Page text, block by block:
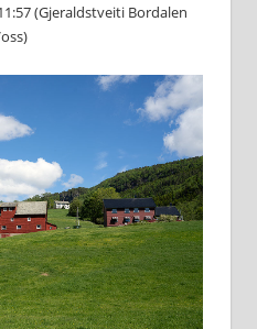
(Gjeraldstveiti Bordalen